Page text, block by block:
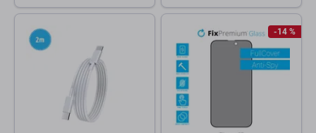
-14 %